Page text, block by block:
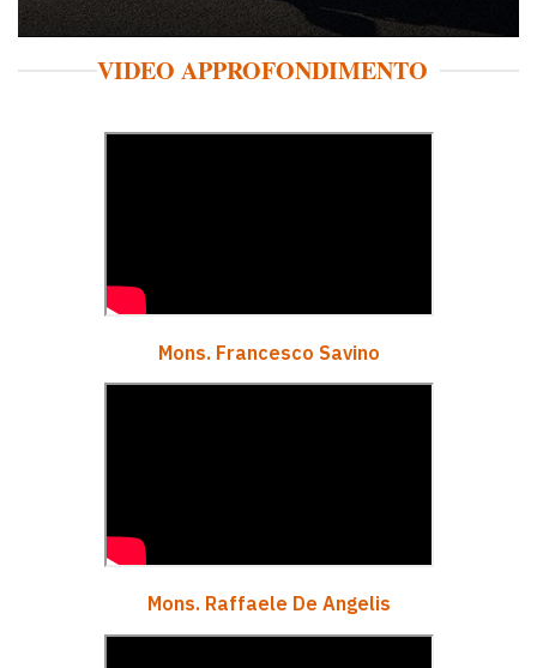
VIDEO APPROFONDIMENTO
Mons. Francesco Savino
Mons. Raffaele De Angelis